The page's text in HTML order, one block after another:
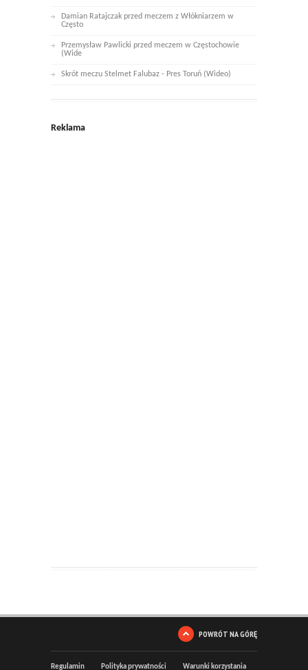
Damian Ratajczak przed meczem z Włókniarzem w
Często
Przemysław Pawlicki przed meczem w Częstochowie
(Wide
Skrót meczu Stelmet Falubaz - Pres Toruń (Wideo)
Reklama
POWRÓT NA GÓRĘ
Regulamin Polityka prywatności Warunki korzystania